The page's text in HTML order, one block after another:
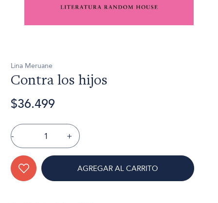
Lina Meruane
Contra los hijos
$36.499
- +
AGREGAR AL CARRITO